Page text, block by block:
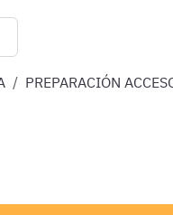
PREPARACIÓN